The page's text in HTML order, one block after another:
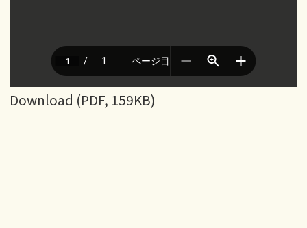
Download (PDF, 159KB)